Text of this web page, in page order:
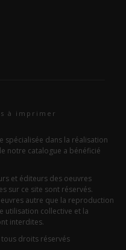
à imprimer
spécialisée dans la réalisation
notre catalogue a bénéficié
et éditeurs des oeuvres
sur ce site sont réservés.
autre que la reproduction
utilisation collective et la
interdites.
droits réservés